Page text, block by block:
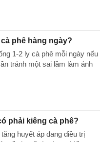
phê hàng ngày?
1-2 ly cà phê mỗi ngày nếu
tránh một sai lầm làm ảnh
phải kiêng cà phê?
huyết áp đang điều trị